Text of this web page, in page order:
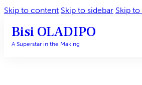
Skip to content Skip to sidebar Skip
Bisi OLADIPO
A Superstar in the Making